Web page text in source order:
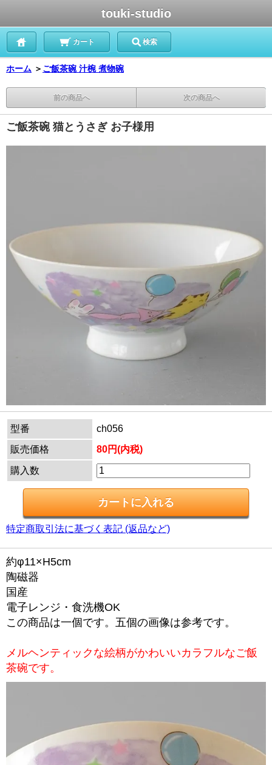
touki-studio
カート 検索
ホーム ＞ ご飯茶碗 汁椀 煮物碗
前の商品へ 次の商品へ
ご飯茶碗 猫とうさぎ お子様用
型番
ch056
販売価格
80円(内税)
購入数
特定商取引法に基づく表記 (返品など)
約φ11×H5cm
陶磁器
国産
電子レンジ・食洗機OK
この商品は一個です。五個の画像は参考です。
メルヘンティックな絵柄がかわいいカラフルなご飯
茶碗です。